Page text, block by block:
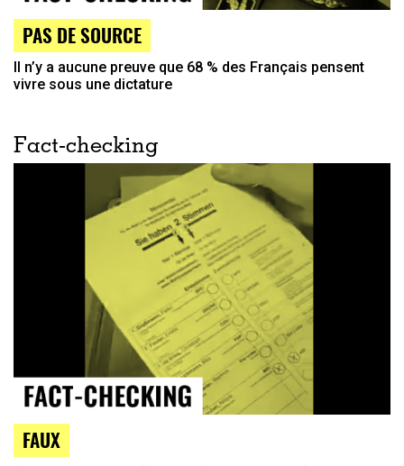
PAS DE SOURCE
Il n’y a aucune preuve que 68 % des Français pensent
vivre sous une dictature
Fact-checking
FAUX